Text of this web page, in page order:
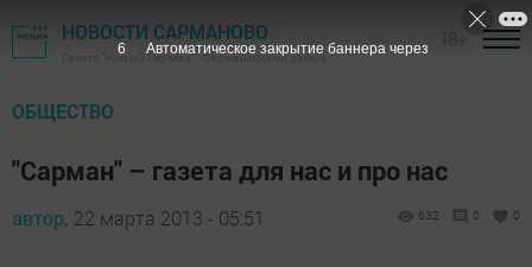
НОВОСТИ САРМАНОВО
Газета "Новый Сарман" - Сармановский район
ОБЩЕСТВО
"Сарман" – газета для нас и про нас
автор, 22 марта 2013 - 05:51 632 0 0
5 Автоматическое закрытие баннера через